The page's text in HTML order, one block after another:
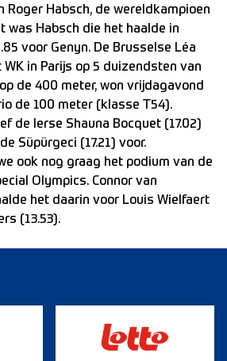
Roger Habsch, de wereldkampioen
was Habsch die het haalde in
voor Genyn. De Brusselse Léa
WK in Parijs op 5 duizendsten van
de 400 meter, won vrijdagavond
de 100 meter (klasse T54).
de Ierse Shauna Bocquet (17.02)
Süpürgeci (17.21) voor.
ook nog graag het podium van de
Olympics. Connor van
het daarin voor Louis Wielfaert
(13.53).